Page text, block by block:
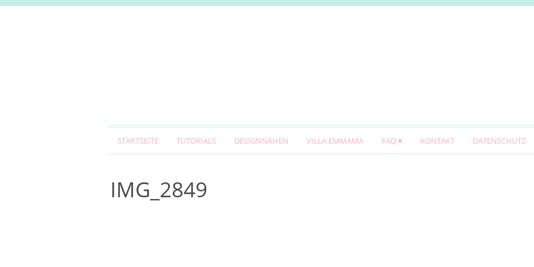
STARTSEITE TUTORIALS DESIGNNÄHEN VILLA EMMAMA FAQ KONTAKT DATENSCHUTZ
IMG_2849